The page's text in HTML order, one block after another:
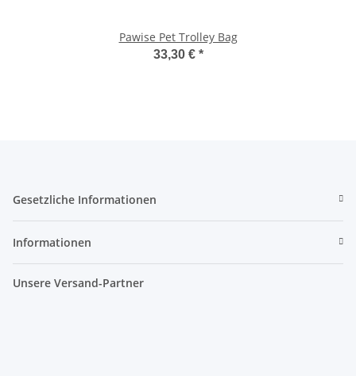
Pawise Pet Trolley Bag
33,30 € *
Gesetzliche Informationen
Informationen
Unsere Versand-Partner